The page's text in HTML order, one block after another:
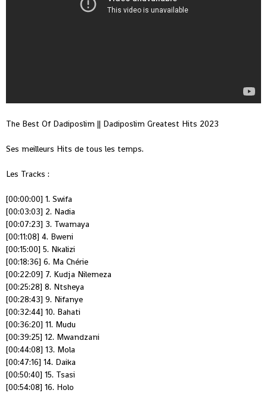
The Best Of Dadiposlim || Dadiposlim Greatest Hits 2023
Ses meilleurs Hits de tous les temps.
Les Tracks :
[00:00:00] 1. Swifa
[00:03:03] 2. Nadia
[00:07:23] 3. Twamaya
[00:11:08] 4. Bweni
[00:15:00] 5. Nkalizi
[00:18:36] 6. Ma Chérie
[00:22:09] 7. Kudja Nilemeza
[00:25:28] 8. Ntsheya
[00:28:43] 9. Nifanye
[00:32:44] 10. Bahati
[00:36:20] 11. Mudu
[00:39:25] 12. Mwandzani
[00:44:08] 13. Mola
[00:47:16] 14. Daika
[00:50:40] 15. Tsasi
[00:54:08] 16. Holo